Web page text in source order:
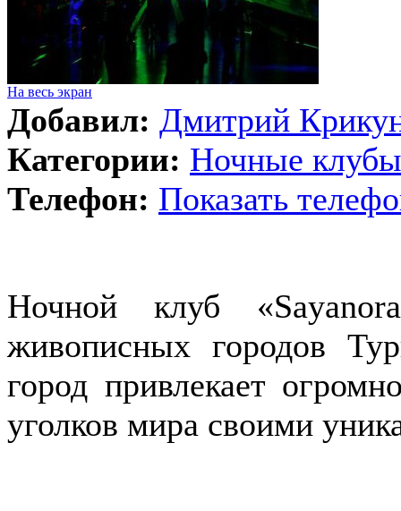
На весь экран
Добавил: Дмитрий
Категории: Ночные клубы
Телефон: Показать
Ночной клуб «Sayanora
живописных городов
город привлекает
уголков мира своими